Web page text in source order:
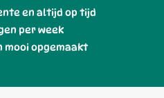
en altijd op tijd
per week
mooi opgemaakt